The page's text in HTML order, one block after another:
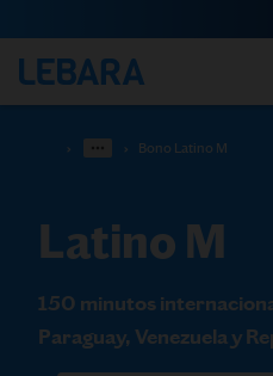
› › Bono Latino M
Latino M
150 minutos
Paraguay, Venezuela y